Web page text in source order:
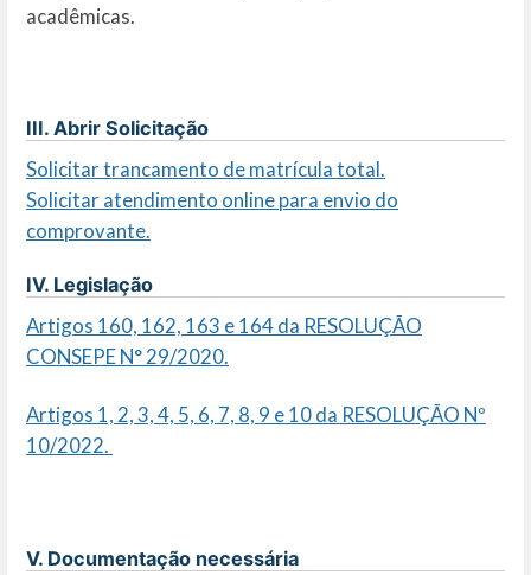
acadêmicas.
III. Abrir Solicitação
Solicitar trancamento de matrícula total.
Solicitar atendimento online para envio do
comprovante.
IV. Legislação
Artigos 160, 162, 163 e 164 da RESOLUÇÃO
CONSEPE N° 29/2020.
Artigos 1, 2, 3, 4, 5, 6, 7, 8, 9 e 10 da RESOLUÇÃO Nº
10/2022.
V. Documentação necessária